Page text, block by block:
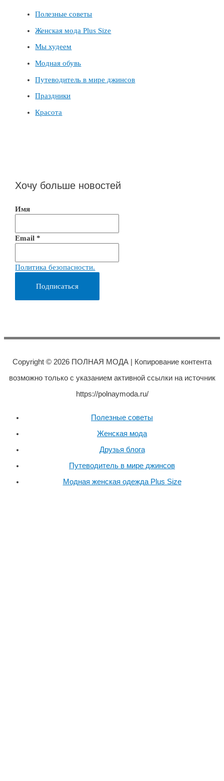
Полезные советы
Женская мода Plus Size
Мы худеем
Модная обувь
Путеводитель в мире джинсов
Праздники
Красота
Хочу больше новостей
Имя
Email*
Политика безопасности.
Copyright © 2026 ПОЛНАЯ МОДА | Копирование контента
возможно только с указанием активной ссылки на источник
https://polnaymoda.ru/
Полезные советы
Женская мода
Друзья блога
Путеводитель в мире джинсов
Модная женская одежда Plus Size